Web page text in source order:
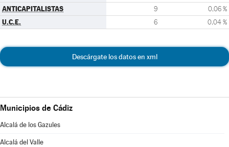
ANTICAPITALISTAS 9 0,06 %
U.C.E. 6 0,04 %
Descárgate los datos en xml
Municipios de Cádiz
Alcalá de los Gazules
Alcalá del Valle